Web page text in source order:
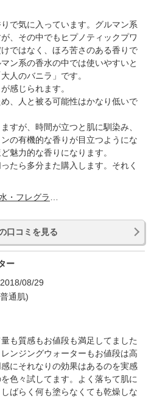
で気に入っています。グルマン系
、その中でもヒプノティックプワ
ではなく、ほろ苦さのある香りで
ン系の香水の中では使いやすいと
人のバニラ」です。
感じられます。
、人と被る可能性はかなり低いで
すが、時間が立つと肌に馴染み、
の有機的な香りが目立つようにな
魅力的な香りになります。
たら多分また購入します。それく
口コミを見る
ー
2018/08/29
通肌)
も質感もお値段も満足してました
ンジングウォーターもお値段は高
にそれなりの効果はあるのを実感
色々試してます。よく落ちて肌に
ばらく何も塗らなくても乾燥しな